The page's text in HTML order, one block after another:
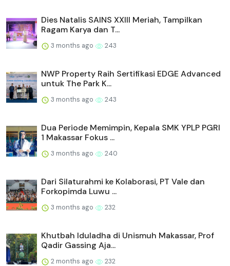
Dies Natalis SAINS XXIII Meriah, Tampilkan
Ragam Karya dan T...
3 months ago 243
NWP Property Raih Sertifikasi EDGE Advanced
untuk The Park K...
3 months ago 243
Dua Periode Memimpin, Kepala SMK YPLP PGRI
1 Makassar Fokus ...
3 months ago 240
Dari Silaturahmi ke Kolaborasi, PT Vale dan
Forkopimda Luwu ...
3 months ago 232
Khutbah Iduladha di Unismuh Makassar, Prof
Qadir Gassing Aja...
2 months ago 232